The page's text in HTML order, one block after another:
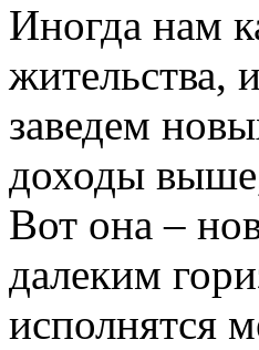
Иногда нам
жительства,
заведем
доходы
Вот она –
далеким
исполнятся